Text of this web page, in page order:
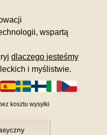
wspartą
dlaczego jesteśmy
i myślistwie.
kosztu wysyłki